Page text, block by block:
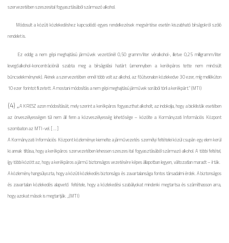
szervezetében szeszesital fogyasztásából származó alkohol.
Módosult a közúti közlekedéshez kapcsolódó egyes rendelkezések megsértése esetén kiszabható bírságokról szóló
rendelet is.
Ez eddig a nem gépi meghajtású járművek vezetőinél 0,50 gramm/liter véralkohol-, illetve 0,25 milligramm/liter
levegőalkohol-koncentrációnál szabta meg a bírságolási határt (amennyiben a kerékpáros tette nem minősült
bűncselekménynek). Akinek a szervezetében ennél több volt az alkohol, az főútvonalon közlekedve 30 ezer, míg mellékúton
10 ezer forintot ﬁzetett. A mostani módosítás a nem gépi meghajtású járművek sorából törli a kerékpárt.” (MTI)
(4) „A KRESZ azon módosítását, mely szerint a kerékpáros fogyaszthat alkoholt, az indokolja, hogy a biciklisták esetében
az önveszélyességen túl nem áll fenn a közveszélyesség lehetősége – közölte a Kormányzati Információs Központ
szombaton az MTI-vel. [ … ]
A Kormányzati Információs Központ közleménye kiemelte: a járművezetés személyi feltételei közül csupán egy elem kerül
ki: annak tiltása, hogy a kerékpáros szervezetében lehessen szeszes ital fogyasztásából származó alkohol. A többi feltétel,
így többi között az, hogy a kerékpáros a jármű biztonságos vezetésére képes állapotban legyen, változatlan maradt – írták.
A közlemény hangsúlyozta, hogy a közúti közlekedés biztonsága és zavartalansága fontos társadalmi érdek. A biztonságos
és zavartalan közlekedés alapvető feltétele, hogy a közlekedési szabályokat mindenki megtartsa és számíthasson arra,
hogy azokat mások is megtartják. „(MTI)